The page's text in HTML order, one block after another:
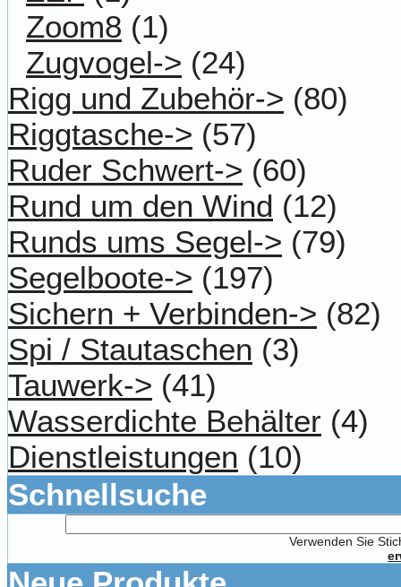
Zoom8 (1)
Zugvogel-> (24)
Rigg und Zubehör-> (80)
Riggtasche-> (57)
Ruder Schwert-> (60)
Rund um den Wind (12)
Runds ums Segel-> (79)
Segelboote-> (197)
Sichern + Verbinden-> (82)
Spi / Stautaschen (3)
Tauwerk-> (41)
Wasserdichte Behälter (4)
Dienstleistungen (10)
Schnellsuche
Verwenden Sie